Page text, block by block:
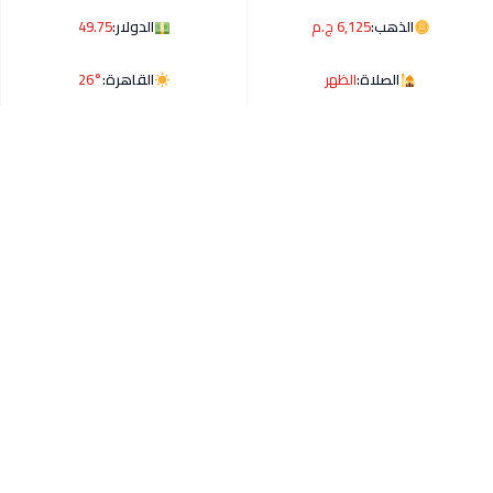
الذهب:6,125 ج.م الدولار:49.75
الصلاة:الظهر القاهرة:26°